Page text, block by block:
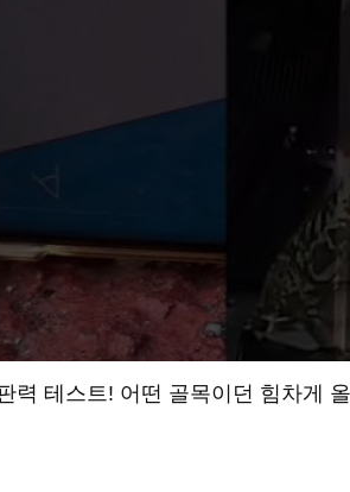
력 테스트! 어떤 골목이던 힘차게